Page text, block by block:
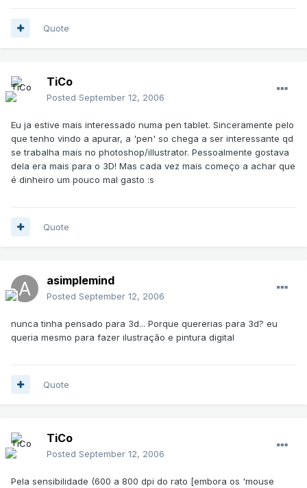
Quote
TiCo
Posted September 12, 2006
Eu ja estive mais interessado numa pen tablet. Sinceramente pelo
que tenho vindo a apurar, a 'pen' so chega a ser interessante qd
se trabalha mais no photoshop/illustrator. Pessoalmente gostava
dela era mais para o 3D! Mas cada vez mais começo a achar que
é dinheiro um pouco mal gasto :s
Quote
asimplemind
Posted September 12, 2006
nunca tinha pensado para 3d... Porque quererias para 3d? eu
queria mesmo para fazer ilustração e pintura digital
Quote
TiCo
Posted September 12, 2006
Pela sensibilidade (600 a 800 dpi do rato [embora os 'mouse